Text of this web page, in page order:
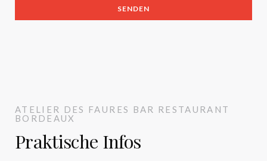
ATELIER DES FAURES
BAR RESTAURANT
BORDEAUX
Praktische Infos